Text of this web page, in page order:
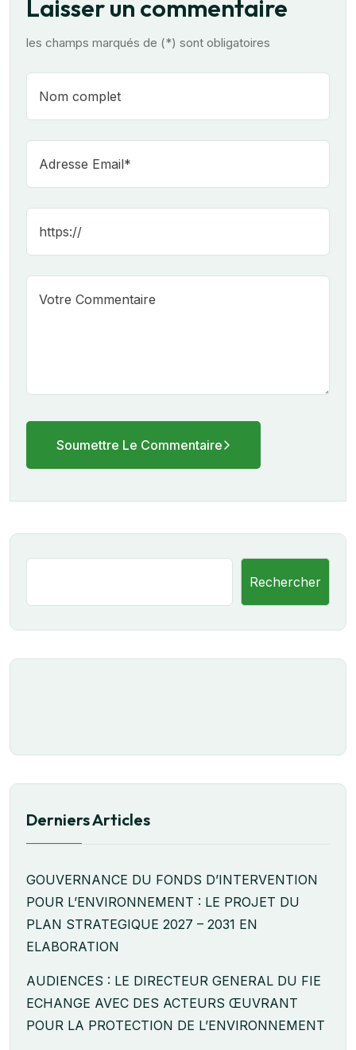
Laisser un commentaire
les champs marqués de (*) sont obligatoires
Soumettre Le Commentaire
Rechercher
Derniers Articles
GOUVERNANCE DU FONDS D’INTERVENTION
POUR L’ENVIRONNEMENT : LE PROJET DU
PLAN STRATEGIQUE 2027 – 2031 EN
ELABORATION
AUDIENCES : LE DIRECTEUR GENERAL DU FIE
ECHANGE AVEC DES ACTEURS ŒUVRANT
POUR LA PROTECTION DE L’ENVIRONNEMENT